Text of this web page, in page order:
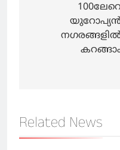
Related News